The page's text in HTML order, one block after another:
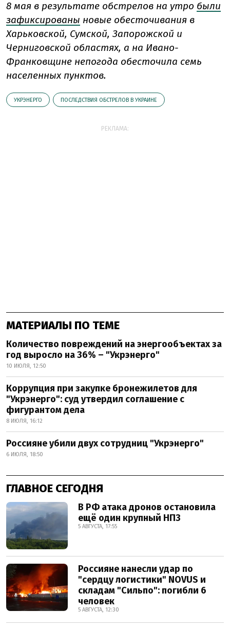
8 мая в результате обстрелов на утро были
зафиксированы новые обесточивания в
Харьковской, Сумской, Запорожской и
Черниговской областях, а на Ивано-
Франковщине непогода обесточила семь
населенных пунктов.
УКРЭНЕРГО ПОСЛЕДСТВИЯ ОБСТРЕЛОВ В УКРАИНЕ
РЕКЛАМА:
МАТЕРИАЛЫ ПО ТЕМЕ
Количество повреждений на энергообъектах за
год выросло на 36% – "Укрэнерго"
10 ИЮЛЯ, 12:50
Коррупция при закупке бронежилетов для
"Укрэнерго": суд утвердил соглашение с
фигурантом дела
8 ИЮЛЯ, 16:12
Россияне убили двух сотрудниц "Укрэнерго"
6 ИЮЛЯ, 18:50
ГЛАВНОЕ СЕГОДНЯ
В РФ атака дронов остановила
ещё один крупный НПЗ
5 АВГУСТА, 17:55
Россияне нанесли удар по
"сердцу логистики" NOVUS и
складам "Сильпо": погибли 6
человек
5 АВГУСТА, 12:30